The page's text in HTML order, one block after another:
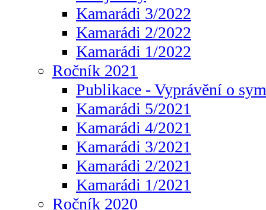
Kamarádi 3/2022
Kamarádi 2/2022
Kamarádi 1/2022
Ročník 2021
Publikace - Vyprávění o
Kamarádi 5/2021
Kamarádi 4/2021
Kamarádi 3/2021
Kamarádi 2/2021
Kamarádi 1/2021
Ročník 2020